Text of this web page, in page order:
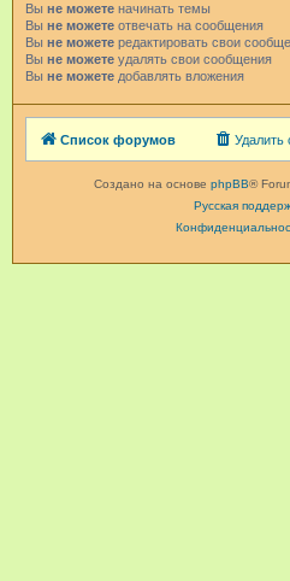
Вы не можете начинать темы
Вы не можете отвечать на сообщения
Вы не можете редактировать свои
Вы не можете удалять свои сообщения
Вы не можете добавлять вложения
Список форумов Удалить
Создано на основе phpBB®
Русская